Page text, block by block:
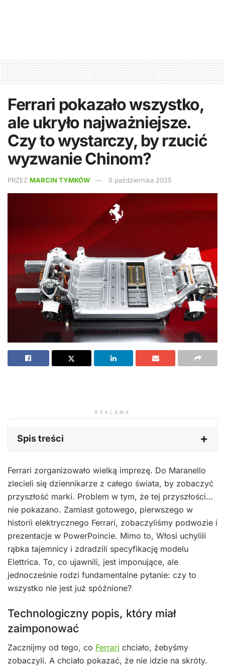
Ferrari pokazało wszystko,
ale ukryło najważniejsze.
Czy to wystarczy, by rzucić
wyzwanie Chinom?
PRZEZ MARCIN TYMKÓW 9 października 2025
REKLAMA
Spis treści
Ferrari zorganizowało wielką imprezę. Do Maranello
zlecieli się dziennikarze z całego świata, by zobaczyć
przyszłość marki. Problem w tym, że tej przyszłości…
nie pokazano. Zamiast gotowego, pierwszego w
historii elektrycznego Ferrari, zobaczyliśmy podwozie i
prezentacje w PowerPoincie. Mimo to, Włosi uchylili
rąbka tajemnicy i zdradzili specyfikację modelu
Elettrica. To, co ujawnili, jest imponujące, ale
jednocześnie rodzi fundamentalne pytanie: czy to
wszystko nie jest już spóźnione?
Technologiczny popis, który miał
zaimponować
Zacznijmy od tego, co Ferrari chciało, żebyśmy
zobaczyli. A chciało pokazać, że nie idzie na skróty.